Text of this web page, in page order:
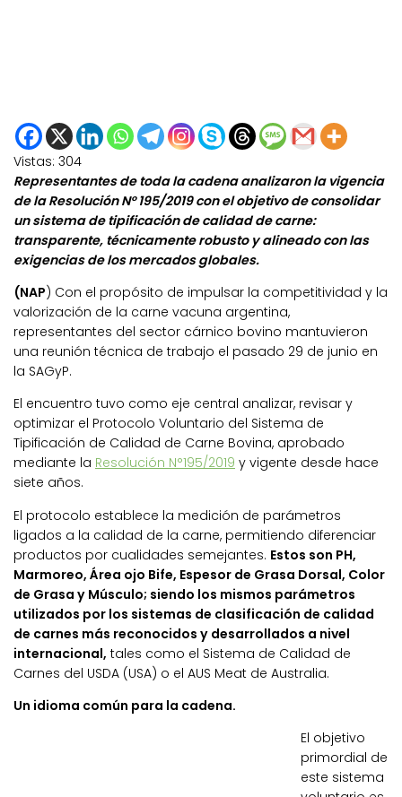
Vistas: 304
Representantes de toda la cadena analizaron la vigencia
de la Resolución N° 195/2019 con el objetivo de consolidar
un sistema de tipificación de calidad de carne:
transparente, técnicamente robusto y alineado con las
exigencias de los mercados globales.
(NAP) Con el propósito de impulsar la competitividad y la
valorización de la carne vacuna argentina,
representantes del sector cárnico bovino mantuvieron
una reunión técnica de trabajo el pasado 29 de junio en
la SAGyP.
El encuentro tuvo como eje central analizar, revisar y
optimizar el Protocolo Voluntario del Sistema de
Tipificación de Calidad de Carne Bovina, aprobado
mediante la Resolución N°195/2019 y vigente desde hace
siete años.
El protocolo establece la medición de parámetros
ligados a la calidad de la carne, permitiendo diferenciar
productos por cualidades semejantes. Estos son PH,
Marmoreo, Área ojo Bife, Espesor de Grasa Dorsal, Color
de Grasa y Músculo; siendo los mismos parámetros
utilizados por los sistemas de clasificación de calidad
de carnes más reconocidos y desarrollados a nivel
internacional, tales como el Sistema de Calidad de
Carnes del USDA (USA) o el AUS Meat de Australia.
Un idioma común para la cadena.
El objetivo
primordial de
este sistema